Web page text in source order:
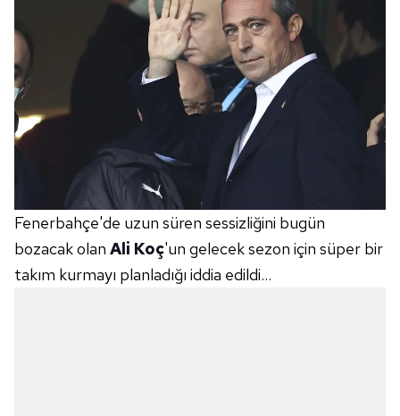
Fenerbahçe'de uzun süren sessizliğini bugün
bozacak olan Ali Koç'un gelecek sezon için süper bir
takım kurmayı planladığı iddia edildi...